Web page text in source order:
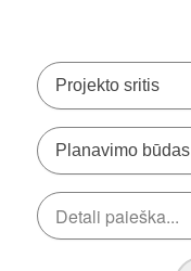
Projekto sritis
Planavimo būdas